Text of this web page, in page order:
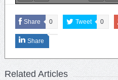
Share 0 Tweet 0
Share
Related Articles